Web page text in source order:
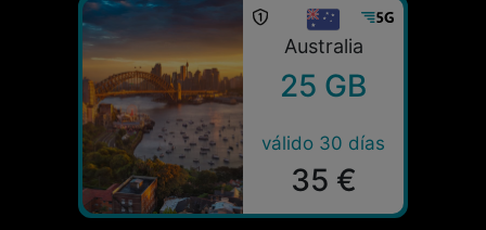
Australia
25 GB
válido 30 días
35 €